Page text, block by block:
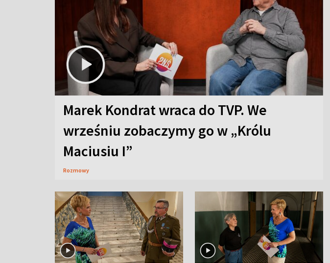
Marek Kondrat wraca do TVP. We
wrześniu zobaczymy go w „Królu
Maciusiu I”
Rozmowy